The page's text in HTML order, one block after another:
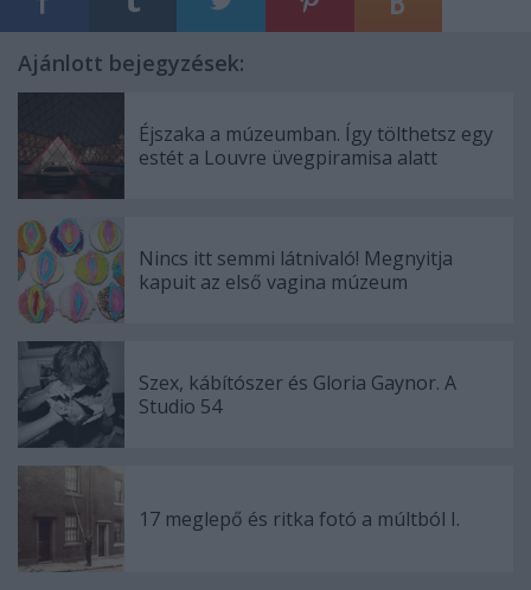
Ajánlott bejegyzések:
Éjszaka a múzeumban. Így tölthetsz egy
estét a Louvre üvegpiramisa alatt
Nincs itt semmi látnivaló! Megnyitja
kapuit az első vagina múzeum
Szex, kábítószer és Gloria Gaynor. A
Studio 54
17 meglepő és ritka fotó a múltból I.